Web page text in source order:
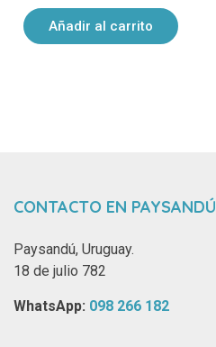
Añadir al carrito
CONTACTO EN PAYSANDÚ
Paysandú, Uruguay.
18 de julio 782
WhatsApp: ‪ 098 266 182‬